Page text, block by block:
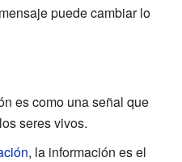
puede cambiar lo
es como una señal que
seres vivos.
, la información es el